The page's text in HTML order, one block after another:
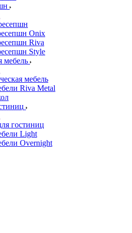
Onix
Riva
Style
мебель
мебель
Riva Metal
гостиниц
Light
Overnight